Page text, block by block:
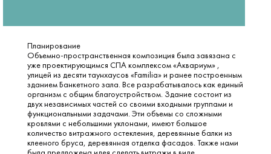
Планирование
Объемно-пространственная композиция была завязана с
уже проектирующимся СПА комплексом «Аквариум» ,
улицей из десяти таунхаусов «Familia» и ранее построенным
зданием Банкетного зала. Все разрабатывалось как единый
организм с общим благоустройством. Здание состоит из
двух независимых частей со своими входными группами и
функциональными задачами. Эти объемы со сложными
кровлями с небольшими уклонами, имеют большое
количество витражного остекления, деревянные балки из
клееного бруса, деревянная отделка фасадов. Также нами